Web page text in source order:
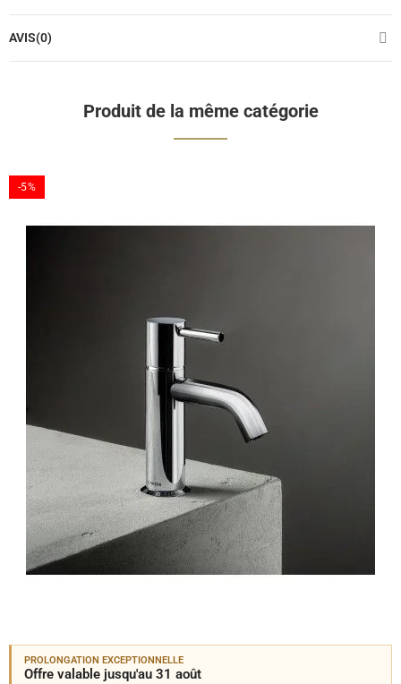
AVIS(0)
Produit de la même catégorie
-5%
PROLONGATION EXCEPTIONNELLE
Offre valable jusqu'au 31 août